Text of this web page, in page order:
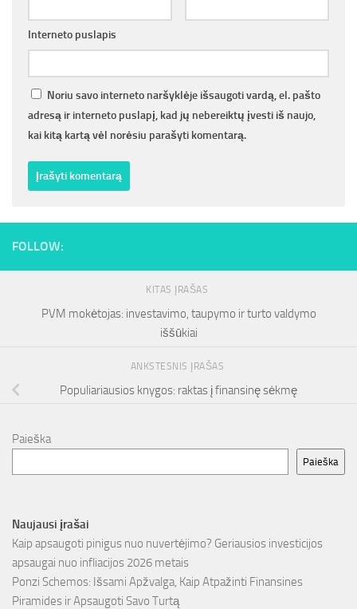
Interneto puslapis
Noriu savo interneto naršyklėje išsaugoti vardą, el. pašto
adresą ir interneto puslapį, kad jų nebereiktų įvesti iš naujo,
kai kitą kartą vėl norėsiu parašyti komentarą.
FOLLOW:
KITAS ĮRAŠAS
PVM mokėtojas: investavimo, taupymo ir turto valdymo
iššūkiai
ANKSTESNIS ĮRAŠAS
Populiariausios knygos: raktas į finansinę sėkmę
Paieška
Paieška
Naujausi įrašai
Kaip apsaugoti pinigus nuo nuvertėjimo? Geriausios investicijos
apsaugai nuo infliacijos 2026 metais
Ponzi Schemos: Išsami Apžvalga, Kaip Atpažinti Finansines
Piramides ir Apsaugoti Savo Turtą